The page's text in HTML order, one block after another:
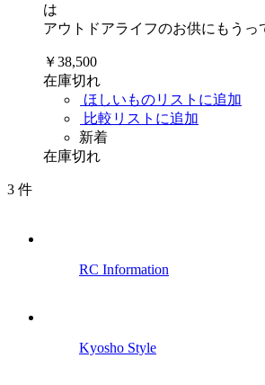
は
アウトドアライフのお供にもうっ
￥38,500
在庫切れ
ほしいものリストに追加
比較リストに追加
新着
在庫切れ
3 件
RC Information
Kyosho Style